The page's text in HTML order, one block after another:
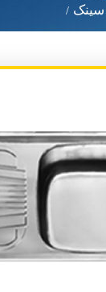
سینک